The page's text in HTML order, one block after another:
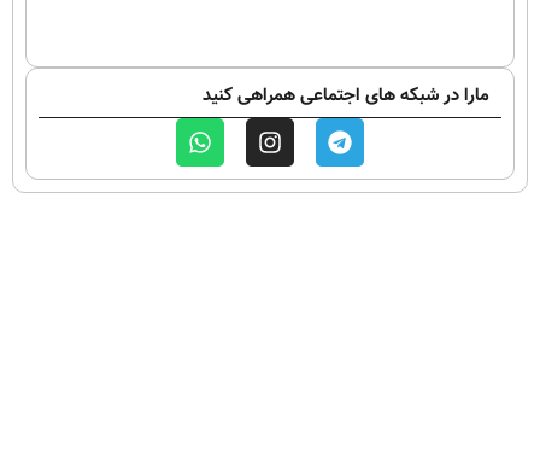
مارا در شبکه های اجتماعی همراهی کنید